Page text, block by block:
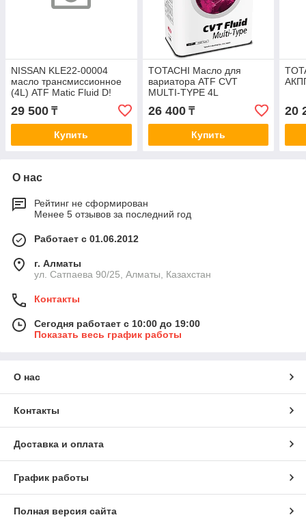
NISSAN KLE22-00004
масло трансмиссионное
(4L) ATF Matic Fluid D!
29 500 ₸
Купить
TOTACHI Масло для
вариатора ATF CVT
MULTI-TYPE 4L
26 400₸
Купить
20
О нас
Рейтинг не сформирован
Менее 5 отзывов за последний год
Работает с 01.06.2012
г. Алматы
ул. Сатпаева 90/25, Алматы, Казахстан
Контакты
Сегодня работает с 10:00 до 19:00
Показать весь график работы
О нас
Контакты
Доставка и оплата
График работы
Полная версия сайта